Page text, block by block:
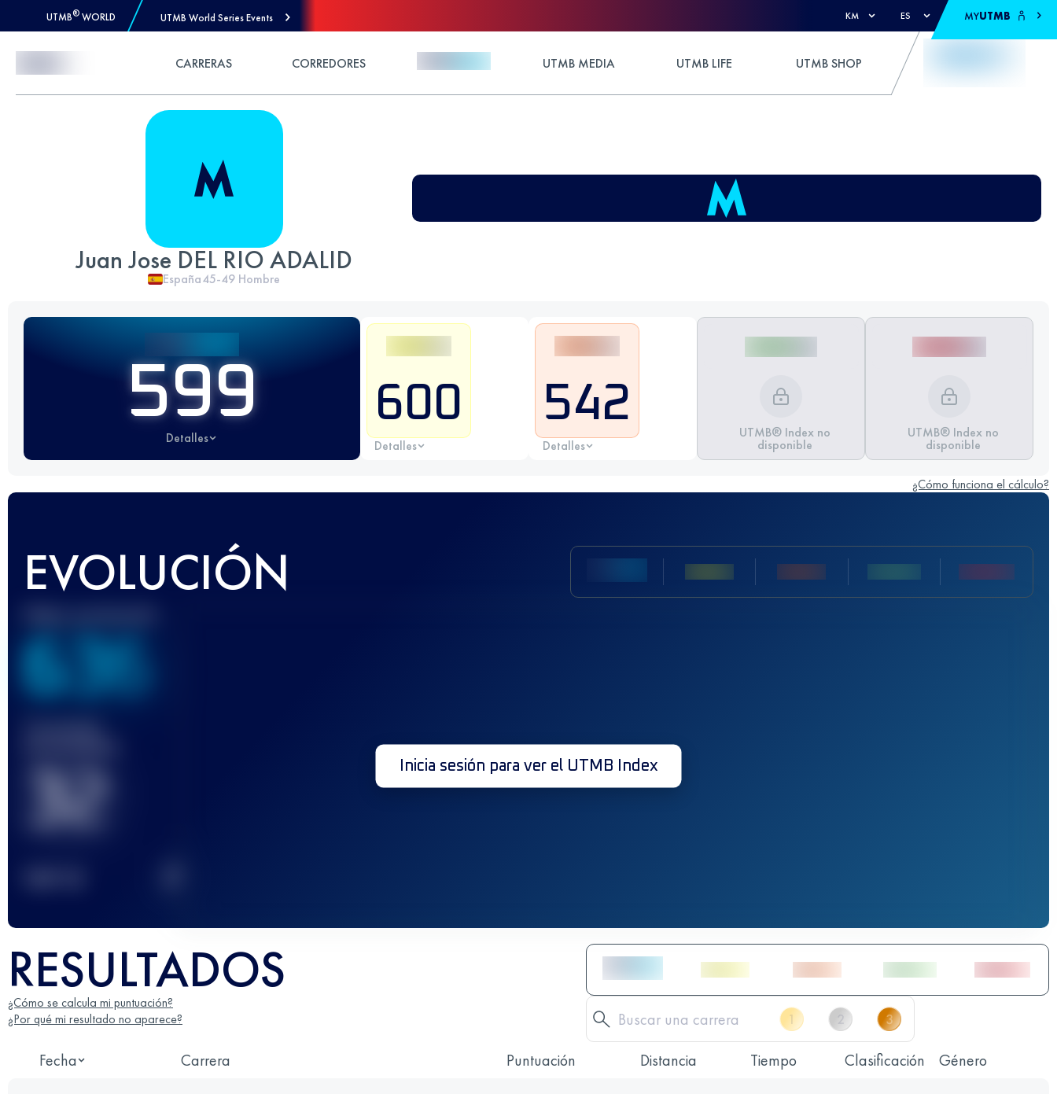
UTMB® WORLD UTMB World Series Events KM ES MYUTMB
CARRERAS CORREDORES UTMB MEDIA UTMB LIFE UTMB SHOP
Juan Jose DEL RIO ADALID
España45-49 Hombre
599
Detalles
600
Detalles
542
Detalles
UTMB® Index no
disponible
UTMB® Index no
disponible
¿Cómo funciona el cálculo?
EVOLUCIÓN
636
32 Inicia sesión para ver el UTMB Index
RESULTADOS
¿Cómo se calcula mi puntuación?
¿Por qué mi resultado no aparece?
Fecha Carrera Puntuación Distancia Tiempo Clasificación Género